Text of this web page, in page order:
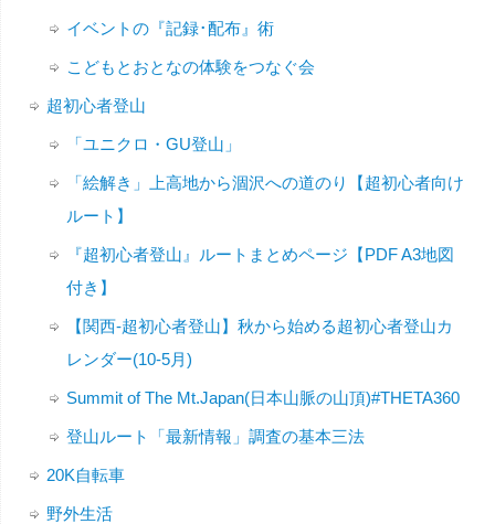
イベントの『記録･配布』術
こどもとおとなの体験をつなぐ会
超初心者登山
「ユニクロ・GU登山」
「絵解き」上高地から涸沢への道のり【超初心者向け
ルート】
『超初心者登山』ルートまとめページ【PDF A3地図
付き】
【関西-超初心者登山】秋から始める超初心者登山カ
レンダー(10-5月)
Summit of The Mt.Japan(日本山脈の山頂)#THETA360
登山ルート「最新情報」調査の基本三法
20K自転車
野外生活